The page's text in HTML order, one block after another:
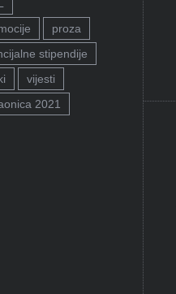
proza
stipendije
vijesti
2021